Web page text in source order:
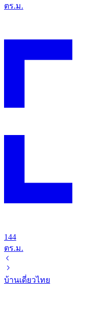
ตร.ม.
144
ตร.ม.
บ้านเดี่ยวไทย